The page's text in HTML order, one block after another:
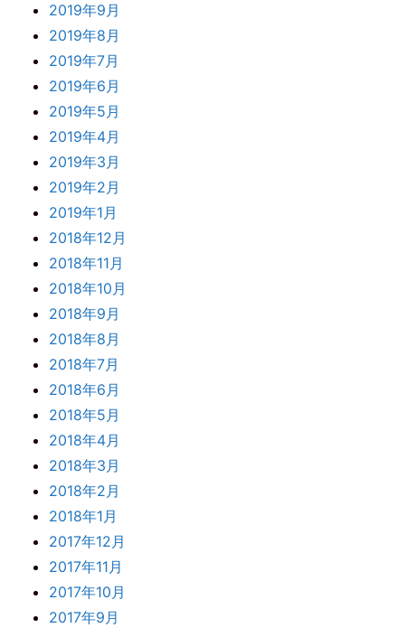
2019年9月
2019年8月
2019年7月
2019年6月
2019年5月
2019年4月
2019年3月
2019年2月
2019年1月
2018年12月
2018年11月
2018年10月
2018年9月
2018年8月
2018年7月
2018年6月
2018年5月
2018年4月
2018年3月
2018年2月
2018年1月
2017年12月
2017年11月
2017年10月
2017年9月